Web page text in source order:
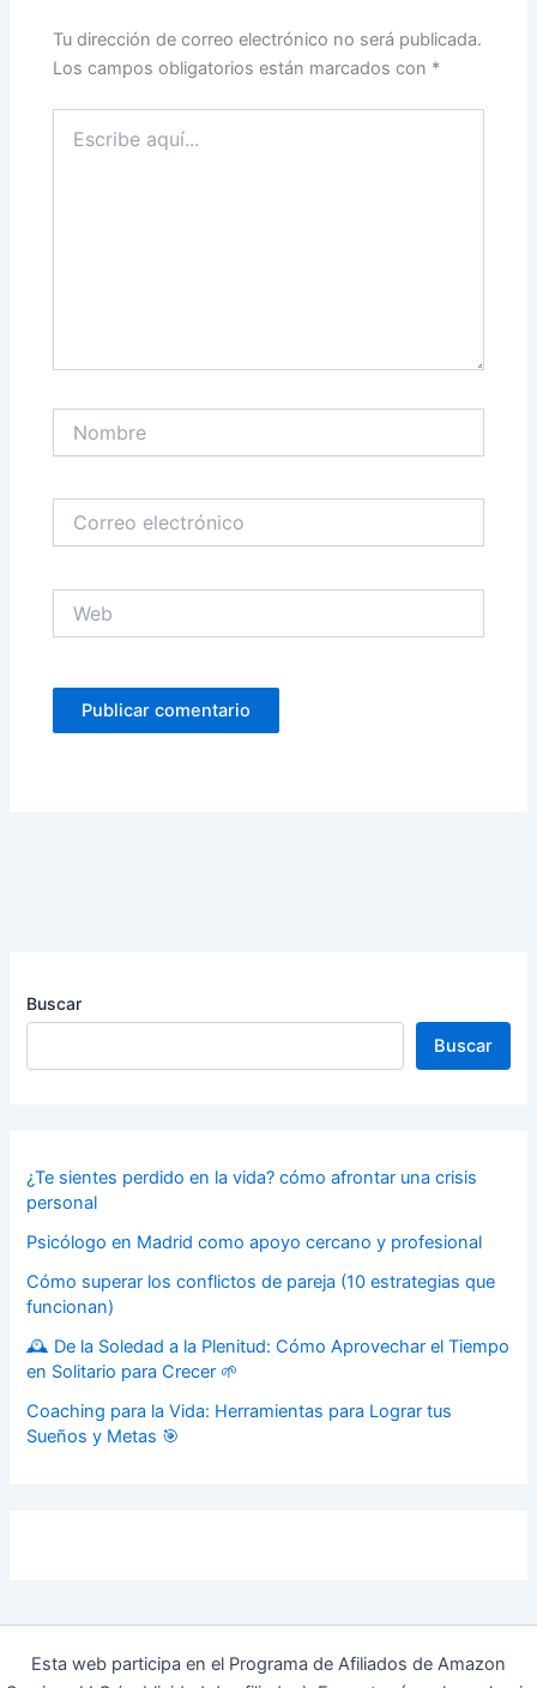
Tu dirección de correo electrónico no será publicada.
Los campos obligatorios están marcados con *
aquí...
electrónico
Buscar
Buscar
¿Te sientes perdido en la vida? cómo afrontar una crisis
personal
Psicólogo en Madrid como apoyo cercano y profesional
Cómo superar los conflictos de pareja (10 estrategias que
funcionan)
🕰️ De la Soledad a la Plenitud: Cómo Aprovechar el Tiempo
en Solitario para Crecer 🌱
Coaching para la Vida: Herramientas para Lograr tus
Sueños y Metas 🎯
Esta web participa en el Programa de Afiliados de Amazon